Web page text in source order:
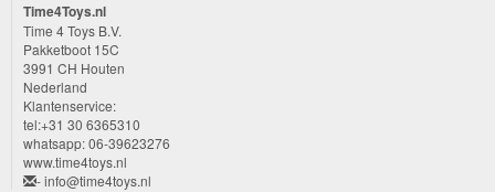
Time4Toys.nl
Time 4 Toys B.V.
Pakketboot 15C
3991 CH Houten
Nederland
Klantenservice:
tel:+31 30 6365310
whatsapp: 06-39623276
www.time4toys.nl
- info@time4toys.nl